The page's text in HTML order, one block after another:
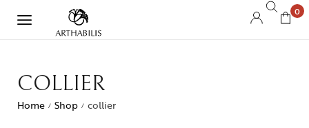
0
COLLIER
Home / Shop / collier